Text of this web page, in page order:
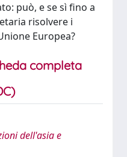
può, e se sì fino a
risolvere i
Europea?
completa
dell'asia e